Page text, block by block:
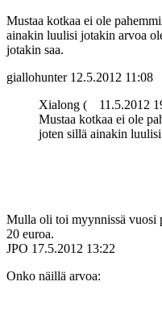
Mustaa kotkaa ei ole
ainakin luulisi jotakin arvoa
jotakin saa.
giallohunter 12.5.2012 11:08
Xialong (
11.5.2012
Mustaa kotkaa ei ole
joten sillä ainakin
Mulla oli toi myynnissä vuosi
20 euroa.
JPO 17.5.2012 13:22
Onko näillä arvoa: